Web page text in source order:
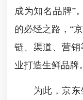
成为知名品牌”
的必经之路，“
链、渠道、营
业打造生鲜品牌
为此，京